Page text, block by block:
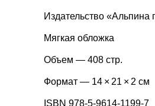
Издательство «Альпина
Мягкая обложка
Объем — 408 стр.
Формат — 14 × 21 × 2 см
ISBN 978-5-9614-1199-7